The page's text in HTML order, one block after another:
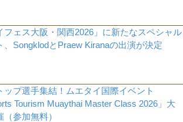
フェス大阪・関西2026」に新たなスペシャル
、SongklodとPraew Kiranaの出演が決定
ップ選手集結！ムエタイ国際イベント
Tourism Muaythai Master Class 2026」大
（参加無料）